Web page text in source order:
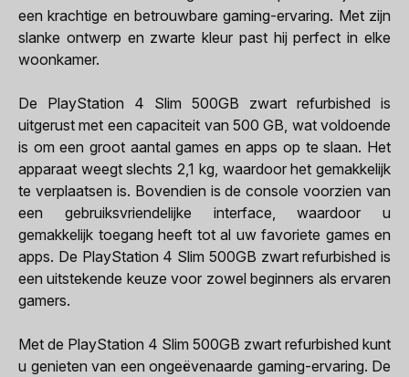
een krachtige en betrouwbare gaming-ervaring. Met zijn
slanke ontwerp en zwarte kleur past hij perfect in elke
woonkamer.
De PlayStation 4 Slim 500GB zwart refurbished is
uitgerust met een capaciteit van 500 GB, wat voldoende
is om een groot aantal games en apps op te slaan. Het
apparaat weegt slechts 2,1 kg, waardoor het gemakkelijk
te verplaatsen is. Bovendien is de console voorzien van
een gebruiksvriendelijke interface, waardoor u
gemakkelijk toegang heeft tot al uw favoriete games en
apps. De PlayStation 4 Slim 500GB zwart refurbished is
een uitstekende keuze voor zowel beginners als ervaren
gamers.
Met de PlayStation 4 Slim 500GB zwart refurbished kunt
u genieten van een ongeëvenaarde gaming-ervaring. De